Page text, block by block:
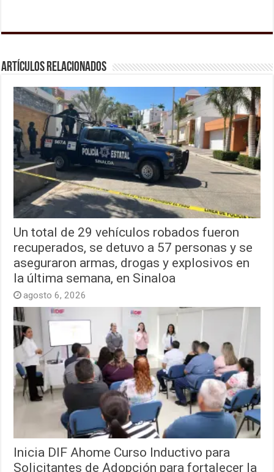
Artículos relacionados
Un total de 29 vehículos robados fueron
recuperados, se detuvo a 57 personas y se
aseguraron armas, drogas y explosivos en
la última semana, en Sinaloa
agosto 6, 2026
Inicia DIF Ahome Curso Inductivo para
Solicitantes de Adopción para fortalecer la